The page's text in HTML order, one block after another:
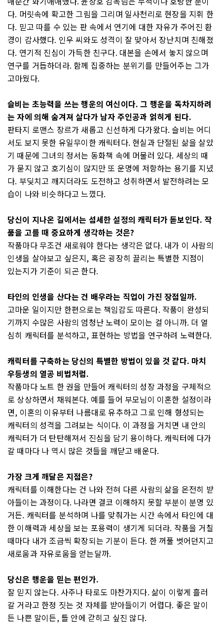
다. 머릿속에 확고한 그림을 그리며 일사천리로 현장을 지휘 한
다. 믿고 따를 수 있는 판 속에서 연기에 대한 자유가 주어진 환
경이 감사했다. 인우 씨와도 성격이 잘 맞아서 장난치며 친해졌
다. 연기적 진심이 가득한 친구다. 대본을 손에서 놓지 않으며
연구를 거듭하더라. 함께 집중하는 분위기를 만들어주는 그가
고마웠다.
슬비는 초능력을 쓰는 행운의 여신이다. 그 행운을 독차지하려
는 자에 의해 숨겨져 살다가 남자 주인공과 얽히게 된다.
판타지 로맨스 장르가 새롭고 신선하게 다가왔다. 슬비는 어디
서도 보지 못한 유일무이한 캐릭터다. 현실과 단절된 삶을 살았
기 때문에 그녀의 정서는 동화책 속에 머물러 있다. 세상의 때
가 묻지 않고 호기심이 많지만 또 운명에 저항하는 용기를 지녔
다. 부딪치고 깨지더라도 도전하고 성취하면서 발전하려는 모
습이 나와 비슷하다고 느꼈다.
당신이 지나온 길에서는 섬세한 설정의 캐릭터가 돋보인다. 작
품을 고를 때 중요하게 생각하는 것은?
작품마다 무조건 새로워야 한다는 생각은 없다. 내가 이 사람의
인생을 살아보고 싶은지, 혹은 굉장히 끌리는 특별한 지점이
있는지가 기준이 되곤 한다.
타인의 인생을 산다는 건 배우라는 직업이 가진 장점일까.
고마운 일이지만 한편으로는 책임감도 따른다. 작품이 완성되
기까지 수많은 사람의 엄청난 노력이 모이는 걸 아니까. 더 열
심히 캐릭터를 분석하고, 표현하는 방법을 연구하려 노력한다.
캐릭터를 구축하는 당신의 특별한 방법이 있을 것 같다. 마치
우등생의 열공 비법처럼.
작품마다 노트 한 권을 만들어 캐릭터의 성장 과정을 구체적으
로 상상하면서 채워본다. 예를 들어 부모님이 이혼한 설정이라
면, 이혼의 이유부터 나름대로 유추하고 그로 인해 형성되는
캐릭터의 성격을 그려보는 식이다. 이 과정을 거치면 내 안의
캐릭터가 더 탄탄해져서 진심을 담기 용이하다. 캐릭터에 다가
갈 때마다 나 역시 많은 것들을 깨닫고 배운다.
가장 크게 깨달은 지점은?
캐릭터를 이해한다는 건 나와 전혀 다른 사람의 삶을 온전히 받
아들이는 과정이다. 나라면 결코 이해하지 못할 부분이 분명 있
거든. 캐릭터를 분석하며 나를 맞춰가는 시간 속에서 타인에 대
한 이해력과 세상을 보는 포용력이 생기게 되더라. 작품을 거칠
때마다 내가 조금씩 확장되는 기분이 든다. 한 꺼풀 벗어던지고
새로움과 자유로움을 얻는달까.
당신은 행운을 믿는 편인가.
잘 믿지 않는다. 사주나 타로도 마찬가지다. 삶이 이렇게 흘러
갈 거라고 한정 짓는 것 자체를 받아들이기 어렵다. 좋은 말이
든 나쁜 말이든, 틀 안에 갇히고 싶진 않다.